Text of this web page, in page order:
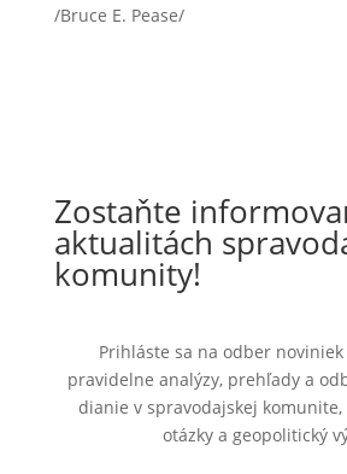
/Bruce E. Pease/
Zostaňte
aktualitách
komunity!
Prihláste sa na odber noviniek
pravidelne analýzy, prehľady a
dianie v spravodajskej
otázky a geopolitický